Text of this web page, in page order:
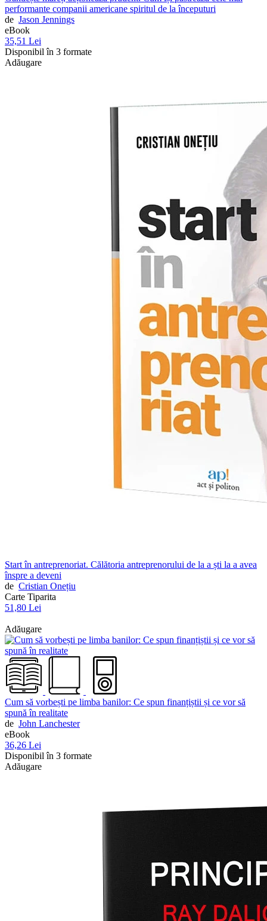
performante companii americane spiritul de la începuturi
de Jason Jennings
eBook
35,51 Lei
Disponibil în 3 formate
Adăugare
Start în antreprenoriat. Călătoria antreprenorului de la a ști la a avea
înspre a deveni
de Cristian Onețiu
Carte Tiparita
51,80 Lei
Adăugare
Cum să vorbești pe limba banilor: Ce spun finanțiștii și ce vor să
spună în realitate
de John Lanchester
eBook
36,26 Lei
Disponibil în 3 formate
Adăugare